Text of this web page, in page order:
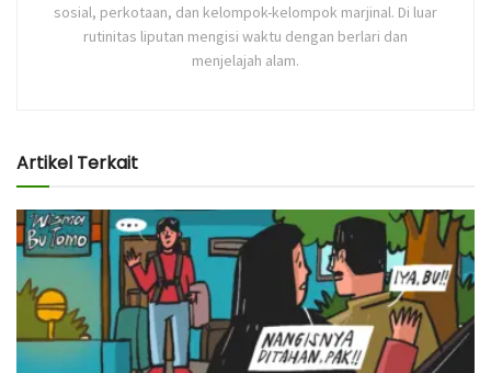
sosial, perkotaan, dan kelompok-kelompok marjinal. Di luar
rutinitas liputan mengisi waktu dengan berlari dan
menjelajah alam.
Artikel Terkait